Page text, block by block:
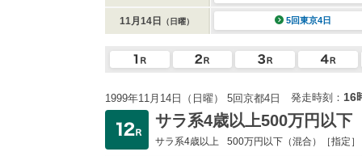
11月14日 （日曜） 5回東京4日
1999年11月14日（日曜） 5回京都4日 発走時刻： 16
サラ系4歳以上500万円以下
サラ系4歳以上 500万円以下 （混合）［指定］